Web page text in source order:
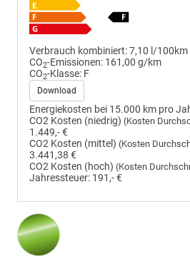
Verbrauch kombiniert:7,10 l/100km
CO2-Emissionen: 161,00 g/km
CO2-Klasse: F
Download
Energiekosten bei 15.000 km pro
CO2 Kosten (niedrig) (Kosten
1.449,- €
CO2 Kosten (mittel) (Kosten
3.441,38 €
CO2 Kosten (hoch) (Kosten
Jahressteuer: 191,- €